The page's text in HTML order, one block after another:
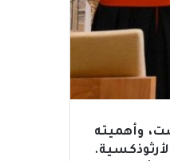
وأهميته